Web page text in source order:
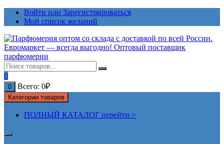
ПерейтиВойти или Зарегистрироваться
Мой список желаний
0
0 Всего: 0₽
Категории товаров
ПОЛНЫЙ КАТАЛОГ перейти >